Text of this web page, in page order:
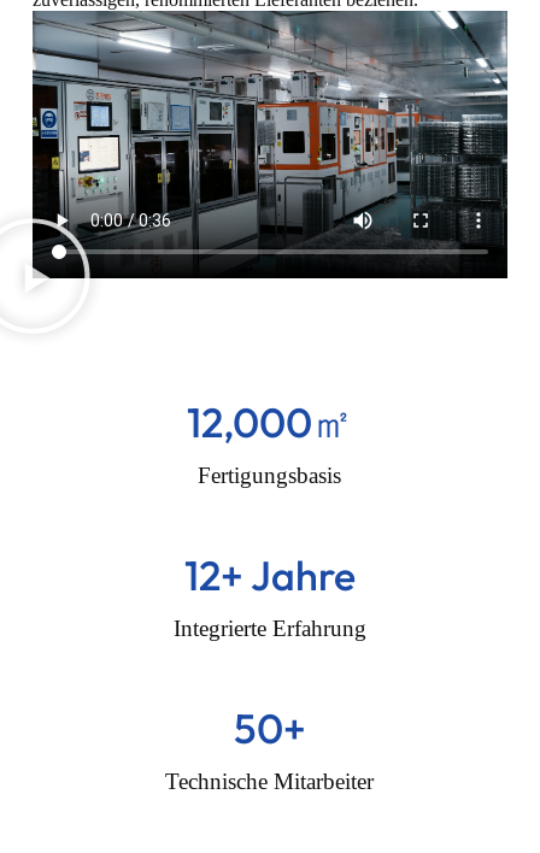
Fertigungsbasis
12,000㎡
Integrierte Erfahrung
12+ Jahre
Technische Mitarbeiter
50+